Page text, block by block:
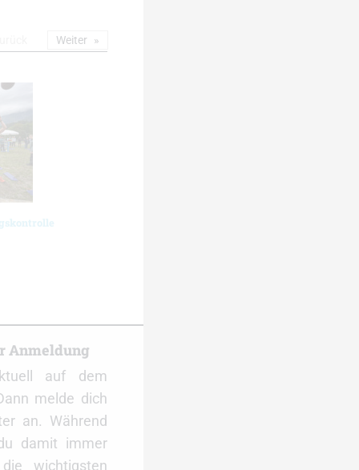
Weiter
Anmeldung
auf dem
melde dich
an. Während
damit immer
wichtigsten